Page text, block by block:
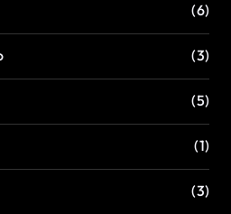
(6)
(3)
(5)
(1)
(3)